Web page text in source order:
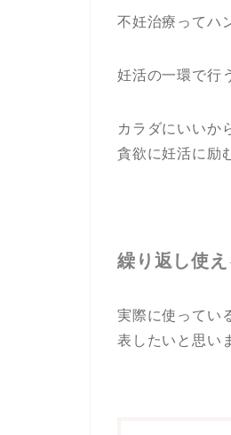
不妊治療ってハ
妊活の一環で行
カラダにいいか
貪欲に妊活に励
繰り返し使
実際に使ってい
表したいと思い